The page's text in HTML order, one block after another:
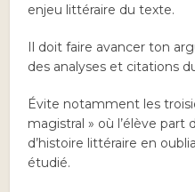
enjeu littéraire du texte.
Il doit faire avancer ton
des analyses et citations
Évite notamment les
magistral » où l’élève
d’histoire littéraire en
étudié.